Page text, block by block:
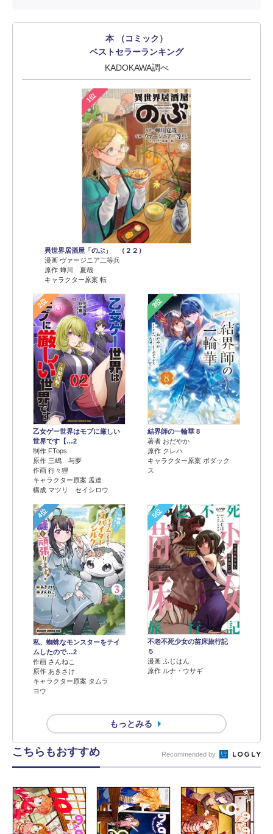
本 （コミック）
ベストセラーランキング
KADOKAWA調べ
1位
異世界居酒屋「のぶ」 （２２）
漫画 ヴァージニア二等兵
原作 蝉川 夏哉
キャラクター原案 転
2位
乙女ゲー世界はモブに厳しい
世界です【…2
制作 FTops
原作 三嶋 与夢
作画 行々狸
キャラクター原案 孟達
構成 マツリ セイシロウ
3位
結界師の一輪華 8
著者 おだやか
原作 クレハ
キャラクター原案 ボダック
ス
4位
私、蜘蛛なモンスターをテイ
ムしたので…2
作画 さんねこ
原作 あきさけ
キャラクター原案 タムラ
ヨウ
5位
不老不死少女の苗床旅行記
５
漫画 ふじはん
原作 ルナ・ウサギ
もっとみる
こちらもおすすめ Recommended by